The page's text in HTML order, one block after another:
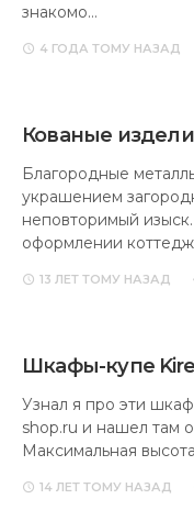
знакомо…
4 ГОДА ТОМУ НАЗАД
Кованые
Благородные
украшением
неповторимый
оформлении
13 ЛЕТ ТОМУ НАЗАД
Шкафы-купе
Узнал я про эти
shop.ru и нашел там
Максимальная
14 ЛЕТ ТОМУ НАЗАД